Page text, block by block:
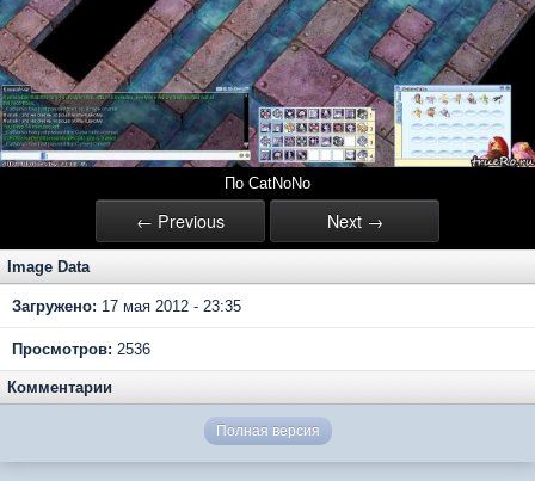
По CatNoNo
← Previous Next →
Image Data
Загружено: 17 мая 2012 - 23:35
Просмотров: 2536
Комментарии
Полная версия